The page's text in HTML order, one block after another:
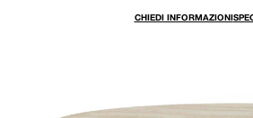
CHIEDI INFORMAZIONI